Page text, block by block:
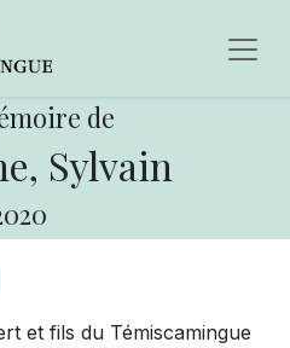
de
Sylvain
et fils du Témiscamingue